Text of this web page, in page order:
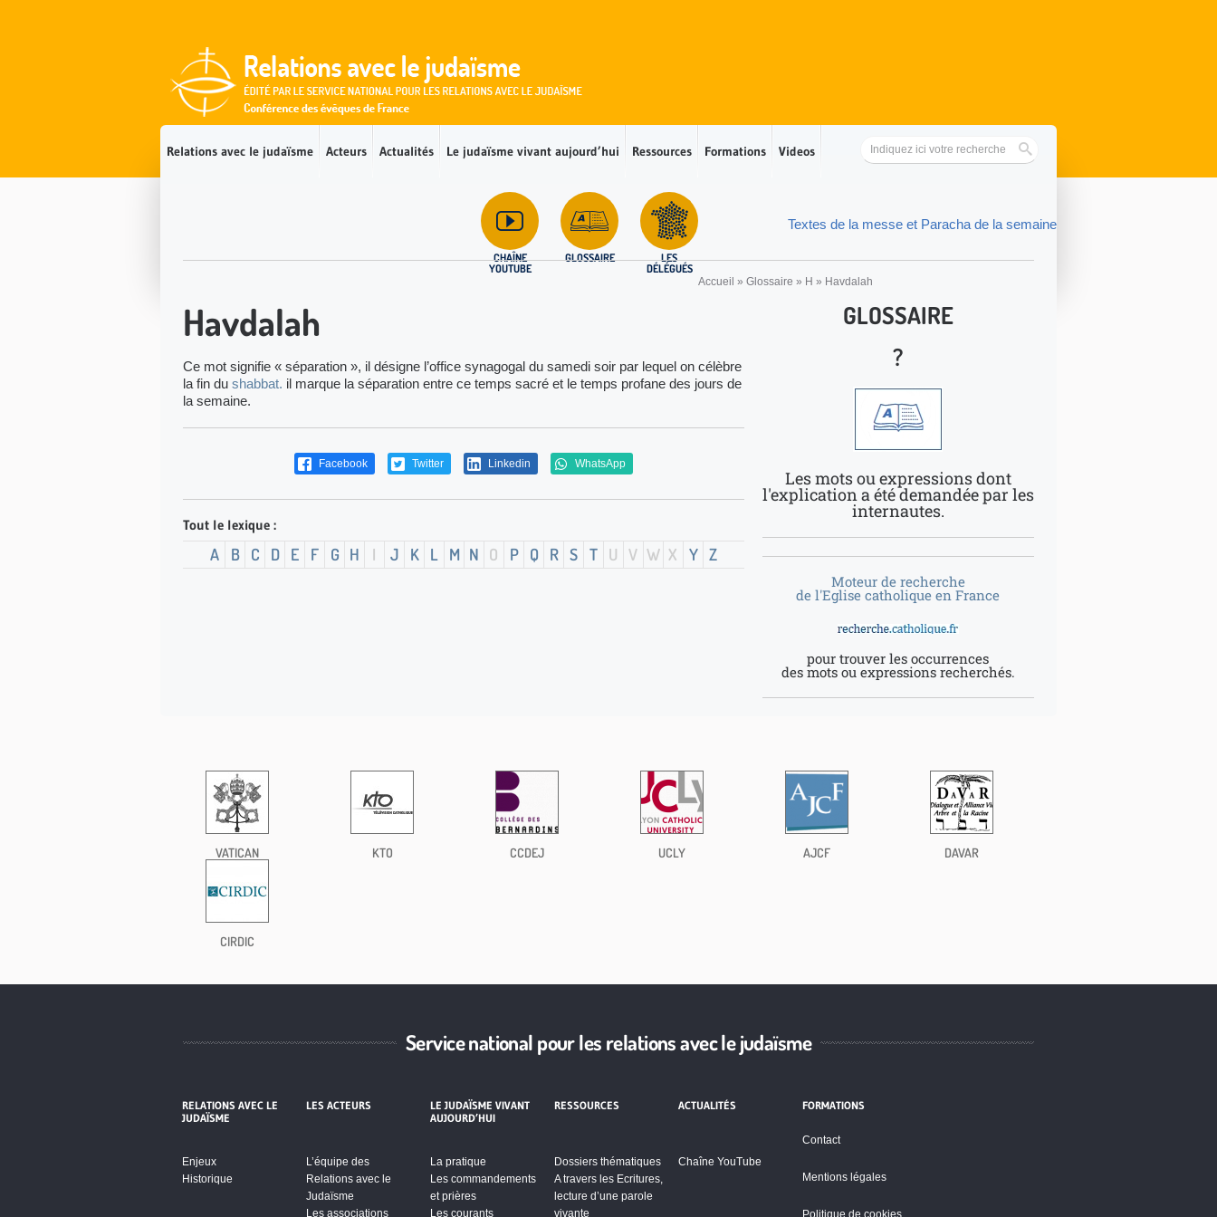
Relations avec le judaïsme Acteurs Actualités Le judaïsme vivant aujourd’hui Ressources Formations Videos
CHAÎNE
YOUTUBE
GLOSSAIRE
LES
DÉLÉGUÉS
Textes de la messe et Paracha de la semaine
Accueil » Glossaire » H » Havdalah
Havdalah
Ce mot signifie « séparation », il désigne l’office synagogal du samedi soir par lequel on célèbre
la fin du shabbat. il marque la séparation entre ce temps sacré et le temps profane des jours de
la semaine.
Facebook Twitter Linkedin WhatsApp
Tout le lexique :
A B C D E F G H I J K L M N O P Q R S T U V W X Y Z
GLOSSAIRE
?
Les mots ou expressions dont
l'explication a été demandée par les
internautes.
Moteur de recherche
de l'Eglise catholique en France
pour trouver les occurrences
des mots ou expressions recherchés.
VATICAN KTO CCDEJ UCLY AJCF DAVAR
CIRDIC
Service national pour les relations avec le judaïsme
RELATIONS AVEC LE
JUDAÏSME
Enjeux
Historique
LES ACTEURS
L’équipe des
Relations avec le
Judaïsme
Les associations
LE JUDAÏSME VIVANT
AUJOURD’HUI
La pratique
Les commandements
et prières
Les courants
RESSOURCES
Dossiers thématiques
A travers les Ecritures,
lecture d’une parole
vivante
ACTUALITÉS
Chaîne YouTube
FORMATIONS
Contact
Mentions légales
Politique de cookies